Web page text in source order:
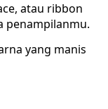
atau ribbon
penampilanmu.
yang manis